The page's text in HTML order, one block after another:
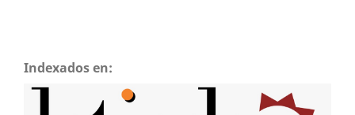
Indexados en: